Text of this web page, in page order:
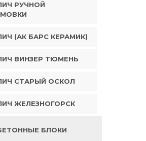
РУЧНОЙ
(АК БАРС КЕРАМИК)
ВИНЗЕР ТЮМЕНЬ
СТАРЫЙ ОСКОЛ
ЖЕЛЕЗНОГОРСК
БЛОКИ